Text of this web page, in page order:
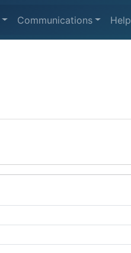
Communications Help